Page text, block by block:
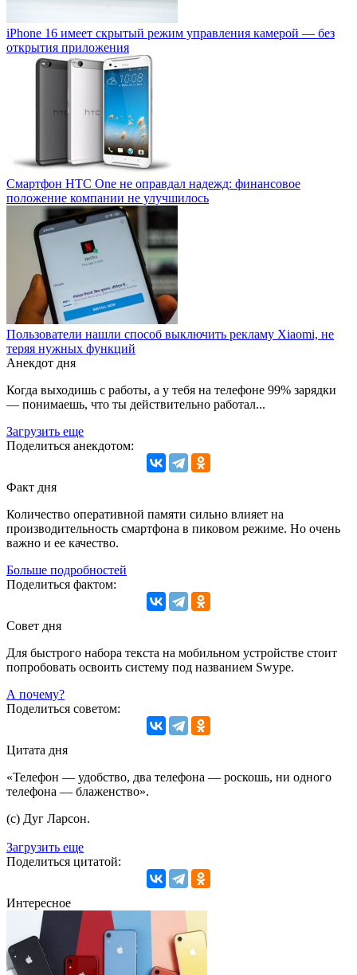
iPhone 16 имеет скрытый режим управления камерой — без
открытия приложения
Смартфон НТС One не оправдал надежд: финансовое
положение компании не улучшилось
Пользователи нашли способ выключить рекламу Xiaomi, не
теряя нужных функций
Анекдот дня
Когда выходишь с работы, а у тебя на телефоне 99% зарядки
— понимаешь, что ты действительно работал...
Загрузить еще
Поделиться анекдотом:
Факт дня
Количество оперативной памяти сильно влияет на
производительность смартфона в пиковом режиме. Но очень
важно и ее качество.
Больше подробностей
Поделиться фактом:
Совет дня
Для быстрого набора текста на мобильном устройстве стоит
попробовать освоить систему под названием Swype.
А почему?
Поделиться советом:
Цитата дня
«Телефон — удобство, два телефона — роскошь, ни одного
телефона — блаженство».
(с) Дуг Ларсон.
Загрузить еще
Поделиться цитатой:
Интересное